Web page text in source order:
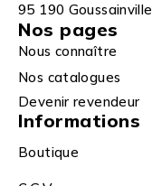
95 190 Goussainville
Nos pages
Nous connaître
Nos catalogues
Devenir revendeur
Informations
Boutique